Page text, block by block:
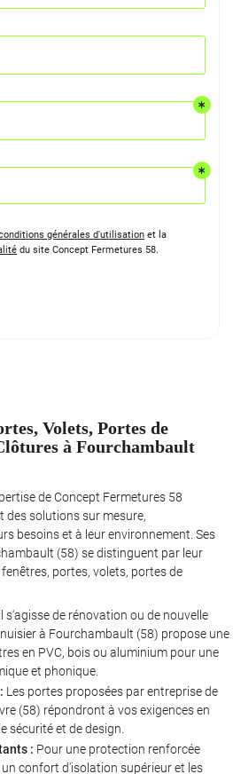
générales d'utilisation et la
du site Concept Fermetures 58.
Volets, Portes de
à Fourchambault
de Concept Fermetures 58
des solutions sur mesure,
besoins et à leur environnement. Ses
(58) se distinguent par leur
portes, volets, portes de
s'agisse de rénovation ou de nouvelle
à Fourchambault (58) propose une
en PVC, bois ou aluminium pour une
et phonique.
Les portes proposées par entreprise de
(58) répondront à vos exigences en
sécurité et de design.
: Pour une protection renforcée
confort d'isolation supérieur et les